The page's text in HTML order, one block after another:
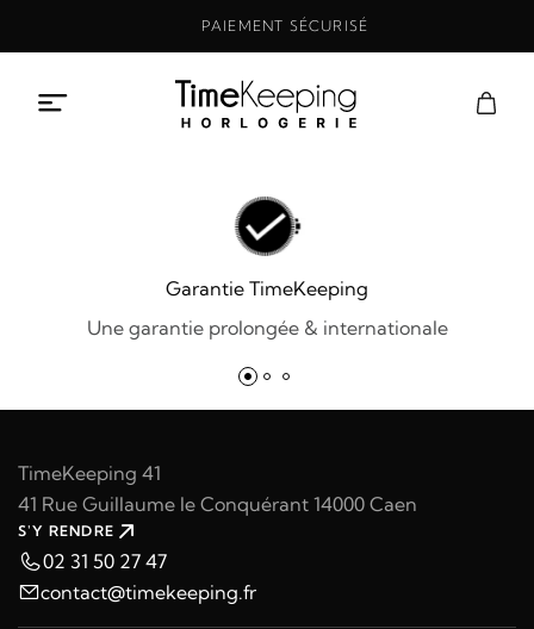
PAIEMENT SÉCURISÉ
Garantie TimeKeeping
Une garantie prolongée & internationale
TimeKeeping 41
41 Rue Guillaume le Conquérant 14000 Caen
S'Y RENDRE
02 31 50 27 47
contact@timekeeping.fr